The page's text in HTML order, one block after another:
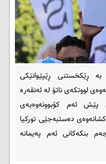
بە ڕێکخستنی ڕێپێوانێکی
لووتکەی ناتۆ لە ئەنقەرە
پێش ئەم کۆبوونەوەیەی
دەستبەجێی تورکیا
بنکەکانی ئەم پەیمانە